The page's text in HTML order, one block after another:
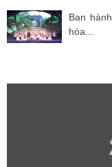
Ban
hóa...